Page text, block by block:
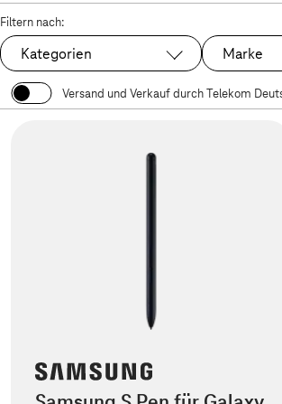
Filtern nach:
Kategorien Marke
Versand und Verkauf durch Telekom